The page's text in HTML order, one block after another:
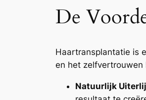
De
Haartransplantatie is
en het zelfvertrouwen
Natuurlijk